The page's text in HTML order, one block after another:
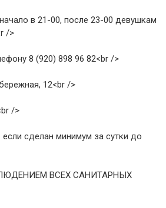
в 21-00, после 23-00 девушкам
/>
8 (920) 898 96 82<br />
12<br />
/>
если сделан минимум за сутки до
ВСЕХ САНИТАРНЫХ